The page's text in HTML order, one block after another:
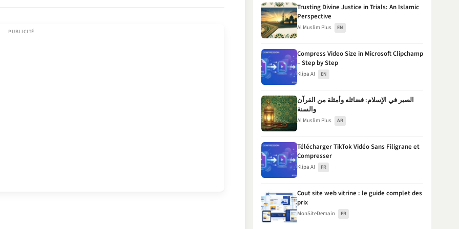
Trusting Divine Justice in Trials: An Islamic
Perspective
Al Muslim Plus EN
Compress Video Size in Microsoft Clipchamp
– Step by Step
Klipa AI EN
الصبر في الإسلام: فضائله وأمثلة من القرآن
والسنة
Al Muslim Plus AR
Télécharger TikTok Vidéo Sans Filigrane et
Compresser
Klipa AI FR
Cout site web vitrine : le guide complet des
prix
MonSiteDemain FR